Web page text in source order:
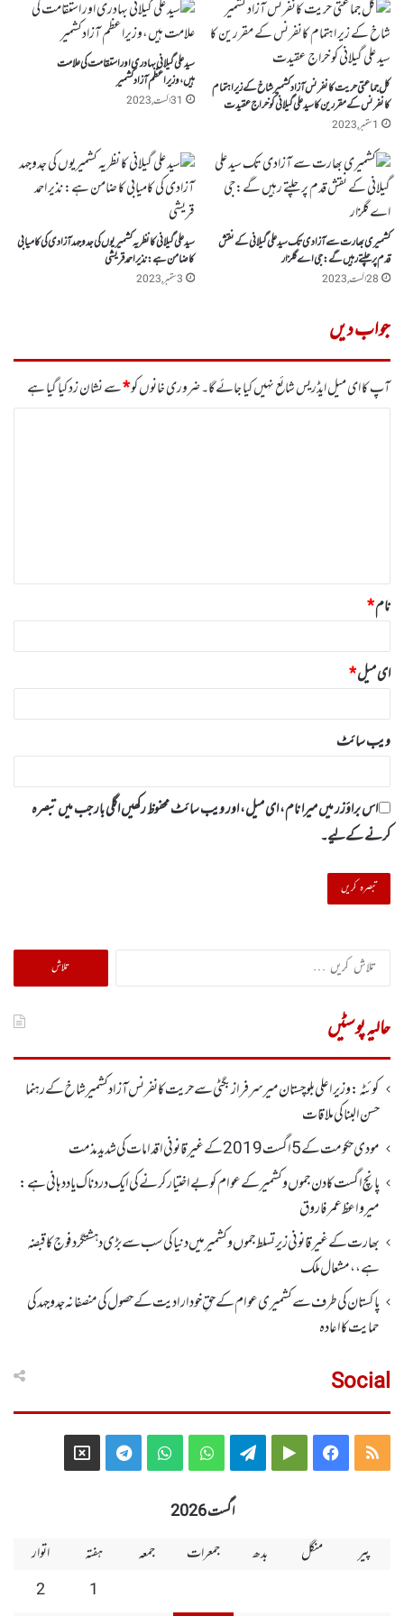
کل جماعتی حریت کانفرنس آزاد کشمیر شاخ کے زیر اہتمام
کانفرنس کے مقررین کا سید علی گیلانی کو خراج عقیدت
1 ستمبر, 2023
سید علی گیلانی بہادری اور استقامت کی علامت
ہیں،وزیراعظم آزادکشمیر
31 اگست, 2023
کشمیری بھارت سے آزادی تک سید علی گیلانی کے نقش
قدم پر چلتے رہیں گے:جی اے گلزار
28 اگست, 2023
سید علی گیلانی کا نظریہ کشمیریوں کی جدوجہد آزادی کی کامیابی
کا ضامن ہے: نذیر احمد قریشی
3 ستمبر, 2023
جواب دیں
آپ کا ای میل ایڈریس شائع نہیں کیا جائے گا۔ضروری خانوں کو*سے نشان زد کیا گیا ہے
نام*
ای میل*
ویب‌ سائٹ
اس براؤزر میں میرا نام، ای میل، اور ویب سائٹ محفوظ رکھیں اگلی بار جب میں تبصرہ
کرنے کےلیے۔
تلاش
کریں
حالیہ پوسٹیں
کوئٹہ : وزیر اعلی بلوچستان میر سرفراز بگٹی سے حریت کانفرنس آزاد کشمیر شاخ کے رہنما
حسن البنا کی ملاقات
مودی حکومت کے 5اگست2019کے غیر قانونی اقدامات کی شدید مذمت
پانچ اگست کادن جموں و کشمیر کے عوام کو بے اختیار کرنے کی ایک دردناک یاد دہانی ہے:
میرواعظ عمر فاروق
بھارت کے غیر قانونی زیر تسلط جموں و کشمیر میں دنیا کی سب سے بڑی دہشتگرد فوج کا قبضہ
ہے،، مشعال ملک
پاکستان کی طرف سے کشمیری عوام کے حقِ خودارادیت کے حصول کی منصفانہ جدوجہد کی
حمایت کا اعادہ
Social
RSS
Facebook
Google
Telegram
WhatsApp
WhatsApp
Telegram
X
اگست 2026
پیر
منگل بدھ جمعرات جمعہ ہفتہ
اتوار
1
2